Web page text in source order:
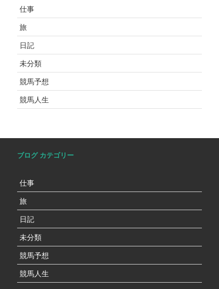
仕事
旅
日記
未分類
競馬予想
競馬人生
ブログ カテゴリー
仕事
旅
日記
未分類
競馬予想
競馬人生